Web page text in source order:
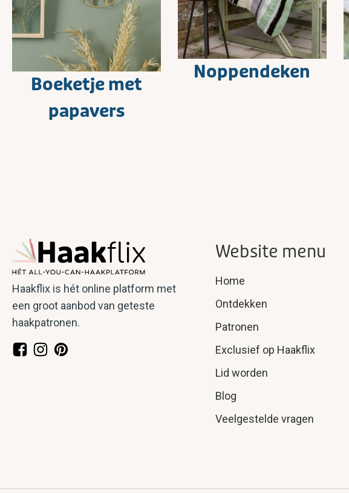
Boeketje met
papavers
Noppendeken
Haakflix is hét online platform met
een groot aanbod van geteste
haakpatronen.
Website menu
Home
Ontdekken
Patronen
Exclusief op Haakflix
Lid worden
Blog
Veelgestelde vragen